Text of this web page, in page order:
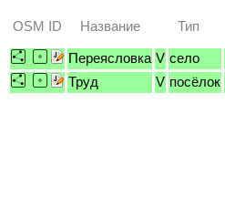
OSM ID Название Тип
Переясловка V село
Труд
V посёлок